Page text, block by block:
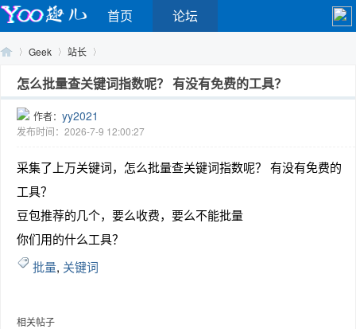
首页 论坛
Geek
›
站长
›
怎么批量查关键词指数呢？ 有没有免费的工具？
作者： yy2021
发布时间：2026-7-9 12:00:27
采集了上万关键词，怎么批量查关键词指数呢？ 有没有免费的
工具？
豆包推荐的几个，要么收费，要么不能批量
你们用的什么工具？
批量, 关键词
相关帖子